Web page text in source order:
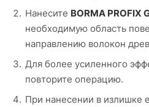
Нанесите BORMA PROFIX
необходимую область
направлению волокон
Для более усиленного
повторите операцию.
При нанесении в излишке